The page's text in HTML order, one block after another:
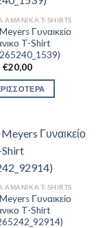
ΑΜΆΝΙΚΑ T-SHIRTS
Γυναικείο
T-Shirt
€20,00
ΑΜΆΝΙΚΑ T-SHIRTS
Γυναικείο
T-Shirt